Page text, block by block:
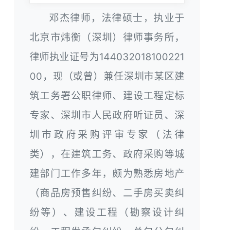
邓杰律师，法律硕士，执业于
北京市炜衡（深圳）律师事务所，
律师执业证号为144032018100221
00，现（或曾）兼任深圳市某区建
筑工务署公职律师、建设工程定标
专家、深圳市人民政府听证员、深
圳市政府采购评审专家（法律
类），在建筑工务、政府采购等城
建部门工作多年，颇为熟悉房地产
（商品房预售纠纷、二手房买卖纠
纷等）、建设工程（勘察设计纠